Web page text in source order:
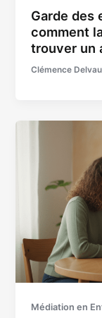
Garde des
comment
trouver un
Clémence
Médiation en